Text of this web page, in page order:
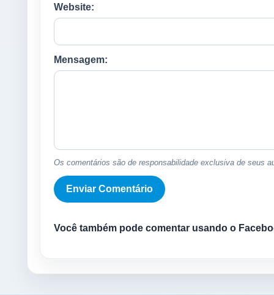
Website:
Mensagem:
Os comentários são de responsabilidade exclusiva de seus
Você também pode comentar usando o